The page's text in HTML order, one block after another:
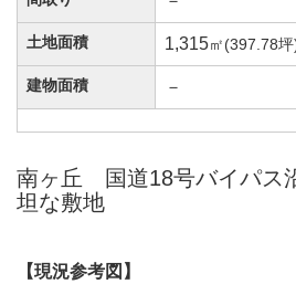
土地面積 1,315㎡(397.78坪
建物面積 －
南ヶ丘 国道18号バイパス
坦な敷地
【現況参考図】